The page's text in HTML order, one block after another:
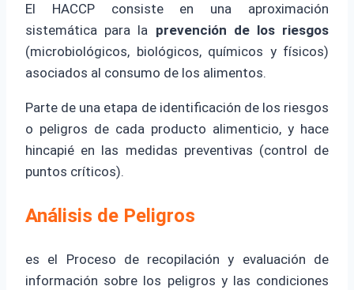
El HACCP consiste en una aproximación
sistemática para la prevención de los riesgos
(microbiológicos, biológicos, químicos y físicos)
asociados al consumo de los alimentos.
Parte de una etapa de identificación de los riesgos
o peligros de cada producto alimenticio, y hace
hincapié en las medidas preventivas (control de
puntos críticos).
Análisis de Peligros
es el Proceso de recopilación y evaluación de
información sobre los peligros y las condiciones